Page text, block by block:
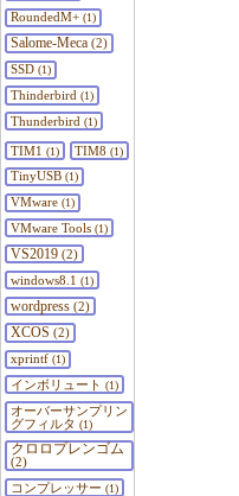
RoundedM+(1)
Salome-Meca (2)
SSD(1)
Thinderbird (1)
Thunderbird (1)
TIM1 (1) TIM8 (1)
TinyUSB(1)
VMware(1)
VMware Tools(1)
VS2019 (2)
windows8.1 (1)
wordpress (2)
XCOS (2)
xprintf(1)
インボリュート (1)
オーバーサンプリン
グフィルタ (1)
クロロプレンゴム
(2)
コンプレッサー (1)